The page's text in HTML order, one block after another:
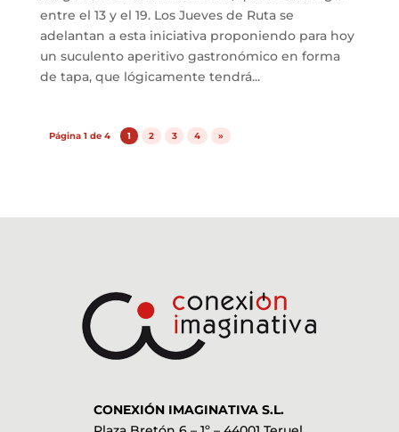
entre el 13 y el 19. Los Jueves de Ruta se
adelantan a esta iniciativa proponiendo para hoy
un suculento aperitivo gastronómico en forma
de tapa, que lógicamente tendrá...
Página 1 de 4 1 2 3 4 »
CONEXIÓN IMAGINATIVA S.L.